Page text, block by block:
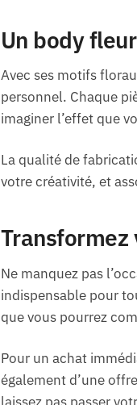
Un body
Avec ses motifs
personnel. Chaque
imaginer l’effet que
La qualité de
votre créativité, et
Transformez
Ne manquez pas
indispensable pour
que vous pourrez
Pour un achat
également d’une